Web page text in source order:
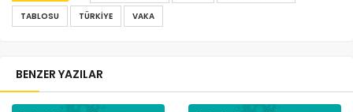
TABLOSU
TÜRKIYE VAKA
BENZER YAZILAR